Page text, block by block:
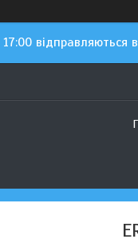
відправляються